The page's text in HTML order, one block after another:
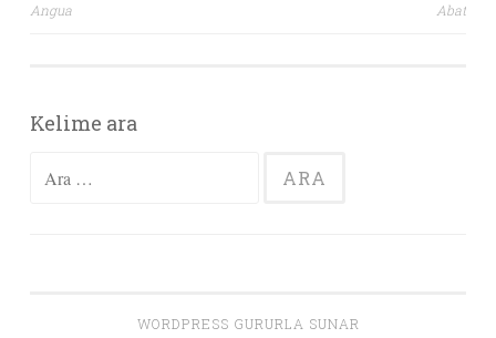
Yazı dolaşımı
Angua
Abat
Kelime ara
Arama:
WORDPRESS GURURLA SUNAR